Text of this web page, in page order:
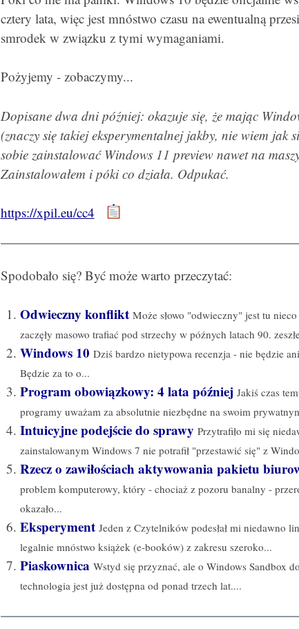
cztery lata, więc jest mnóstwo czasu na ewentualną
smrodek w związku z tymi wymaganiami.
Pożyjemy - zobaczymy...
Dopisane dwa dni później: okazuje się, że mając
(znaczy się takiej eksperymentalnej jakby, nie wiem jak
sobie zainstalować Windows 11 preview nawet na
Zainstalowałem i póki co działa. Odpukać.
https://xpil.eu/cc4
Spodobało się? Być może warto przeczytać:
Odwieczny konflikt Może słowo "odwieczny" jest tu
zaczęły masowo trafiać pod strzechy w późnych latach 90.
Windows 10 Dziś bardzo nietypowa recenzja - nie będzie
Będzie za to o...
Program obowiązkowy: 4 lata później Jakiś czas
programy uważam za absolutnie niezbędne na swoim
Intuicyjne podejście do sprawy Przytrafiło mi się
zainstalowanym Windows 7 nie potrafił "przestawić się" z
Rzecz o zawiłościach aktywowania pakietu
problem komputerowy, który - chociaż z pozoru banalny -
okazało...
Eksperyment Jeden z Czytelników podesłał mi niedawno
legalnie mnóstwo książek (e-booków) z zakresu szeroko...
Piaskownica Wstyd się przyznać, ale o Windows Sandbox
technologia jest już dostępna od ponad trzech lat....